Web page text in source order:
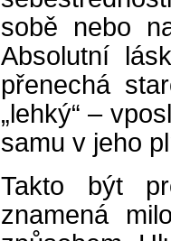
sobě nebo
Absolutní
přenechá
„lehký“ –
samu v jeho
Takto být
znamená